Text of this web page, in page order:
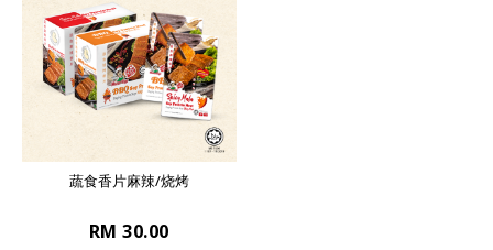
蔬食香片麻辣/烧烤
RM 30.00